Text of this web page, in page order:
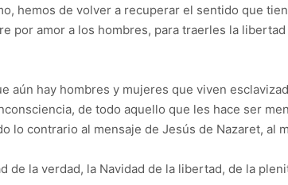
hemos de volver a recuperar el sentido que
por amor a los hombres, para traerles la libertad
aún hay hombres y mujeres que viven
de todo aquello que les hace ser
lo contrario al mensaje de Jesús de Nazaret, al
de la verdad, la Navidad de la libertad, de la